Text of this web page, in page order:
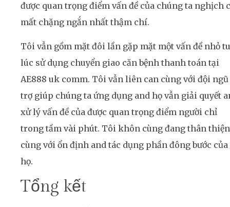
được quan trọng điểm vấn đề của chúng ta nghịch
mất chặng ngắn nhất thậm chí.
Tôi vẫn gồm mặt đôi lần gặp mặt một vấn đề nhỏ
lúc sử dụng chuyển giao căn bệnh thanh toán tại
AE888 uk comm. Tôi vẫn liên can cùng với đội ngũ
trợ giúp chúng ta ứng dụng and họ vẫn giải quyết
xử lý vấn đề của được quan trọng điểm người chỉ
trong tầm vài phút. Tôi khôn cùng đang thân thiện
cùng với ổn định and tác dụng phần đông bước của
họ.
Tổng kết